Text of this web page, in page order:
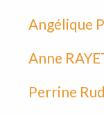
Angélique
Anne
Perrine